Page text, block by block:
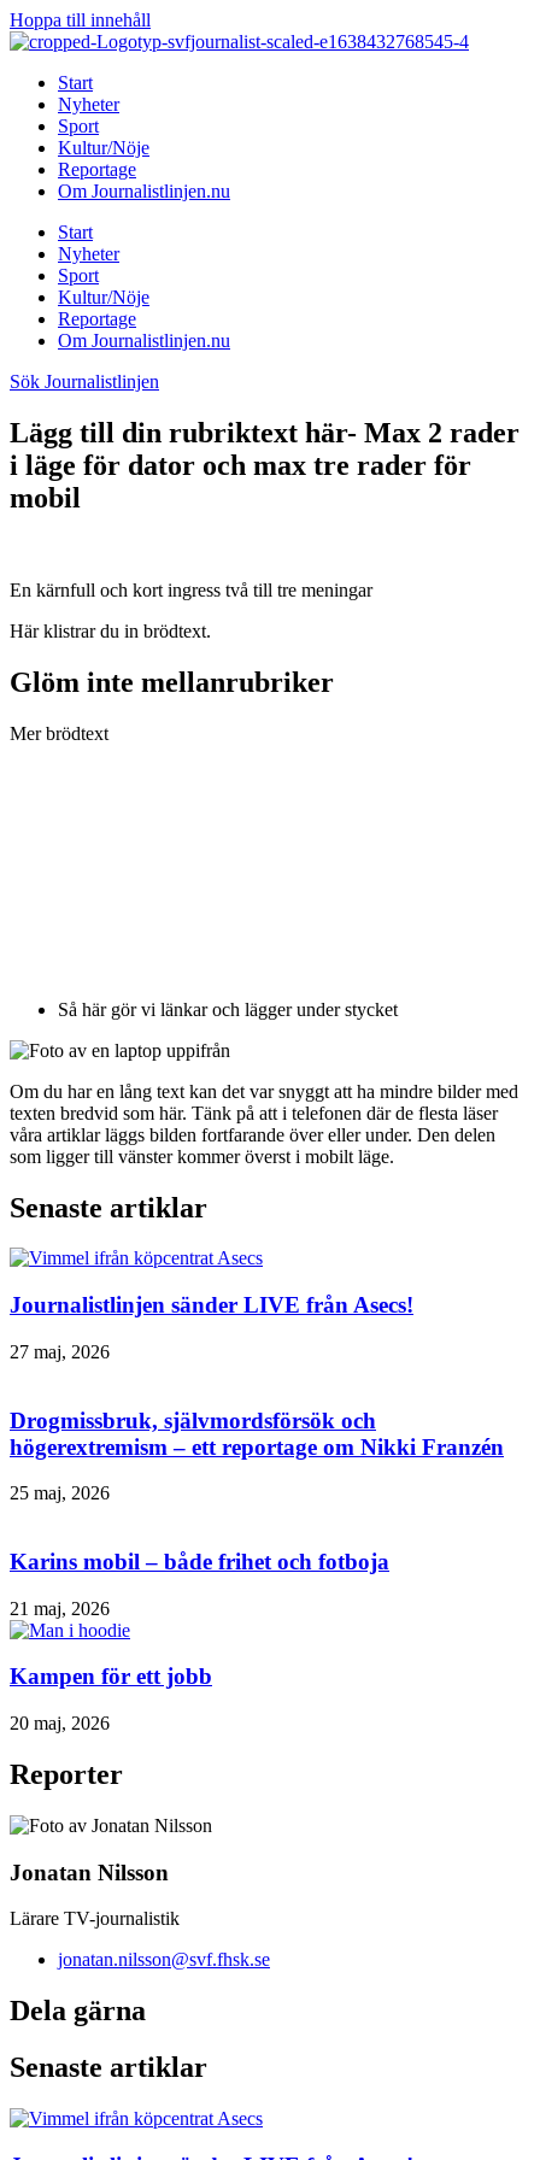
Hoppa till innehåll
Start
Nyheter
Sport
Kultur/Nöje
Reportage
Om Journalistlinjen.nu
Start
Nyheter
Sport
Kultur/Nöje
Reportage
Om Journalistlinjen.nu
Sök Journalistlinjen
Lägg till din rubriktext här- Max 2 rader
i läge för dator och max tre rader för
mobil
En kärnfull och kort ingress två till tre meningar
Här klistrar du in brödtext.
Glöm inte mellanrubriker
Mer brödtext
Så här gör vi länkar och lägger under stycket
Om du har en lång text kan det var snyggt att ha mindre bilder med
texten bredvid som här. Tänk på att i telefonen där de flesta läser
våra artiklar läggs bilden fortfarande över eller under. Den delen
som ligger till vänster kommer överst i mobilt läge.
Senaste artiklar
Journalistlinjen sänder LIVE från Asecs!
27 maj, 2026
Drogmissbruk, självmordsförsök och
högerextremism – ett reportage om Nikki Franzén
25 maj, 2026
Karins mobil – både frihet och fotboja
21 maj, 2026
Kampen för ett jobb
20 maj, 2026
Reporter
Jonatan Nilsson
Lärare TV-journalistik
jonatan.nilsson@svf.fhsk.se
Dela gärna
Senaste artiklar